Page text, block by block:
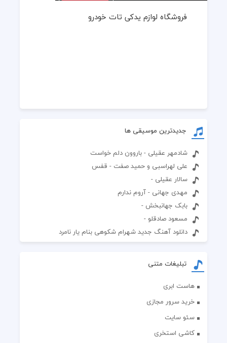
فروشگاه لوازم یدکی تات خودرو
جدیدترین موسیقی ها
شادمهر عقیلی - باروون دلم خواست
علی لهراسبی و حمید صفت - قفس
سالار عقیلی -
مهدی جهانی - آروم ندارم
بابک جهانبخش -
مسعود صادقلو -
دانلود آهنگ جدید شهرام شکوهی بنام یار نامرد
تبلیغات متنی
هاست ابری
خرید سرور مجازی
سئو سایت
کاشی استخری